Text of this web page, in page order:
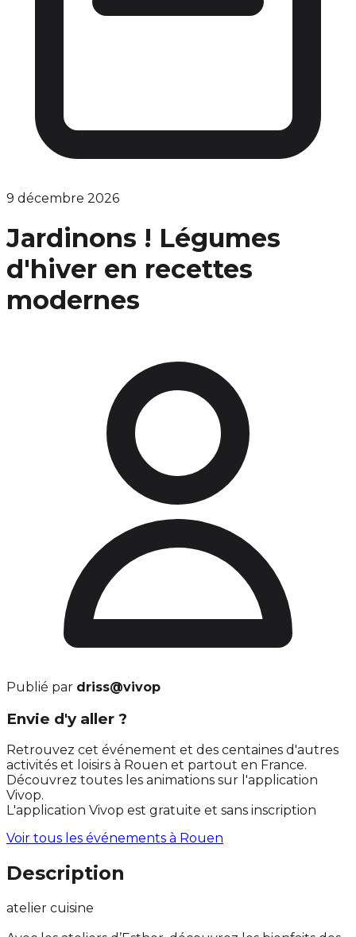
9 décembre 2026
Jardinons ! Légumes
d'hiver en recettes
modernes
Publié par driss@vivop
Envie d'y aller ?
Retrouvez cet événement et des centaines d'autres
activités et loisirs à Rouen et partout en France.
Découvrez toutes les animations sur l'application
Vivop.
L'application Vivop est gratuite et sans inscription
Voir tous les événements à Rouen
Description
atelier cuisine